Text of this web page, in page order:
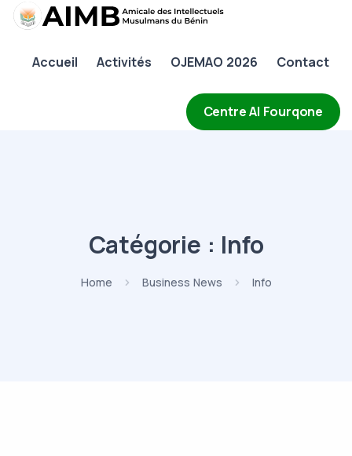
Accueil Activités OJEMAO 2026 Contact
Centre Al Fourqone
AIMB
Activités
Catégorie : Info
Home Business News Info